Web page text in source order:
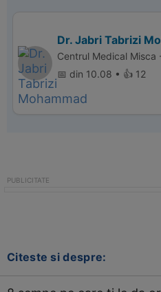
Dr. Jabri Tabrizi
Centrul Medical Misca
📅 din 10.08 • 👍 12
Citeste si despre: